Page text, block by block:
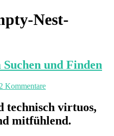
Nest-
und Finden
2 Kommentare
virtuos,
mitfühlend.